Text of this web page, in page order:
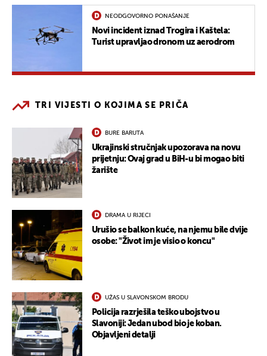
NEODGOVORNO PONAŠANJE
Novi incident iznad Trogira i Kaštela:
Turist upravljao dronom uz aerodrom
TRI VIJESTI O KOJIMA SE PRIČA
BURE BARUTA
Ukrajinski stručnjak upozorava na novu
prijetnju: Ovaj grad u BiH-u bi mogao biti
žarište
DRAMA U RIJECI
Urušio se balkon kuće, na njemu bile dvije
osobe: "Život im je visio o koncu"
UŽAS U SLAVONSKOM BRODU
Policija razrješila teško ubojstvo u
Slavoniji: Jedan ubod bio je koban.
Objavljeni detalji